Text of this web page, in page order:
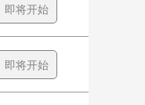
即将开始
即将开始